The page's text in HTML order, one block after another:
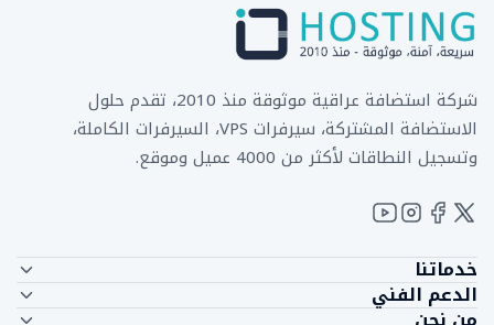
شركة استضافة عراقية موثوقة منذ 2010، تقدم حلول
الاستضافة المشتركة، سيرفرات VPS، السيرفرات الكاملة،
وتسجيل النطاقات لأكثر من 4000 عميل وموقع.
خدماتنا
الاستضافة المشتركة
الدعم الفني